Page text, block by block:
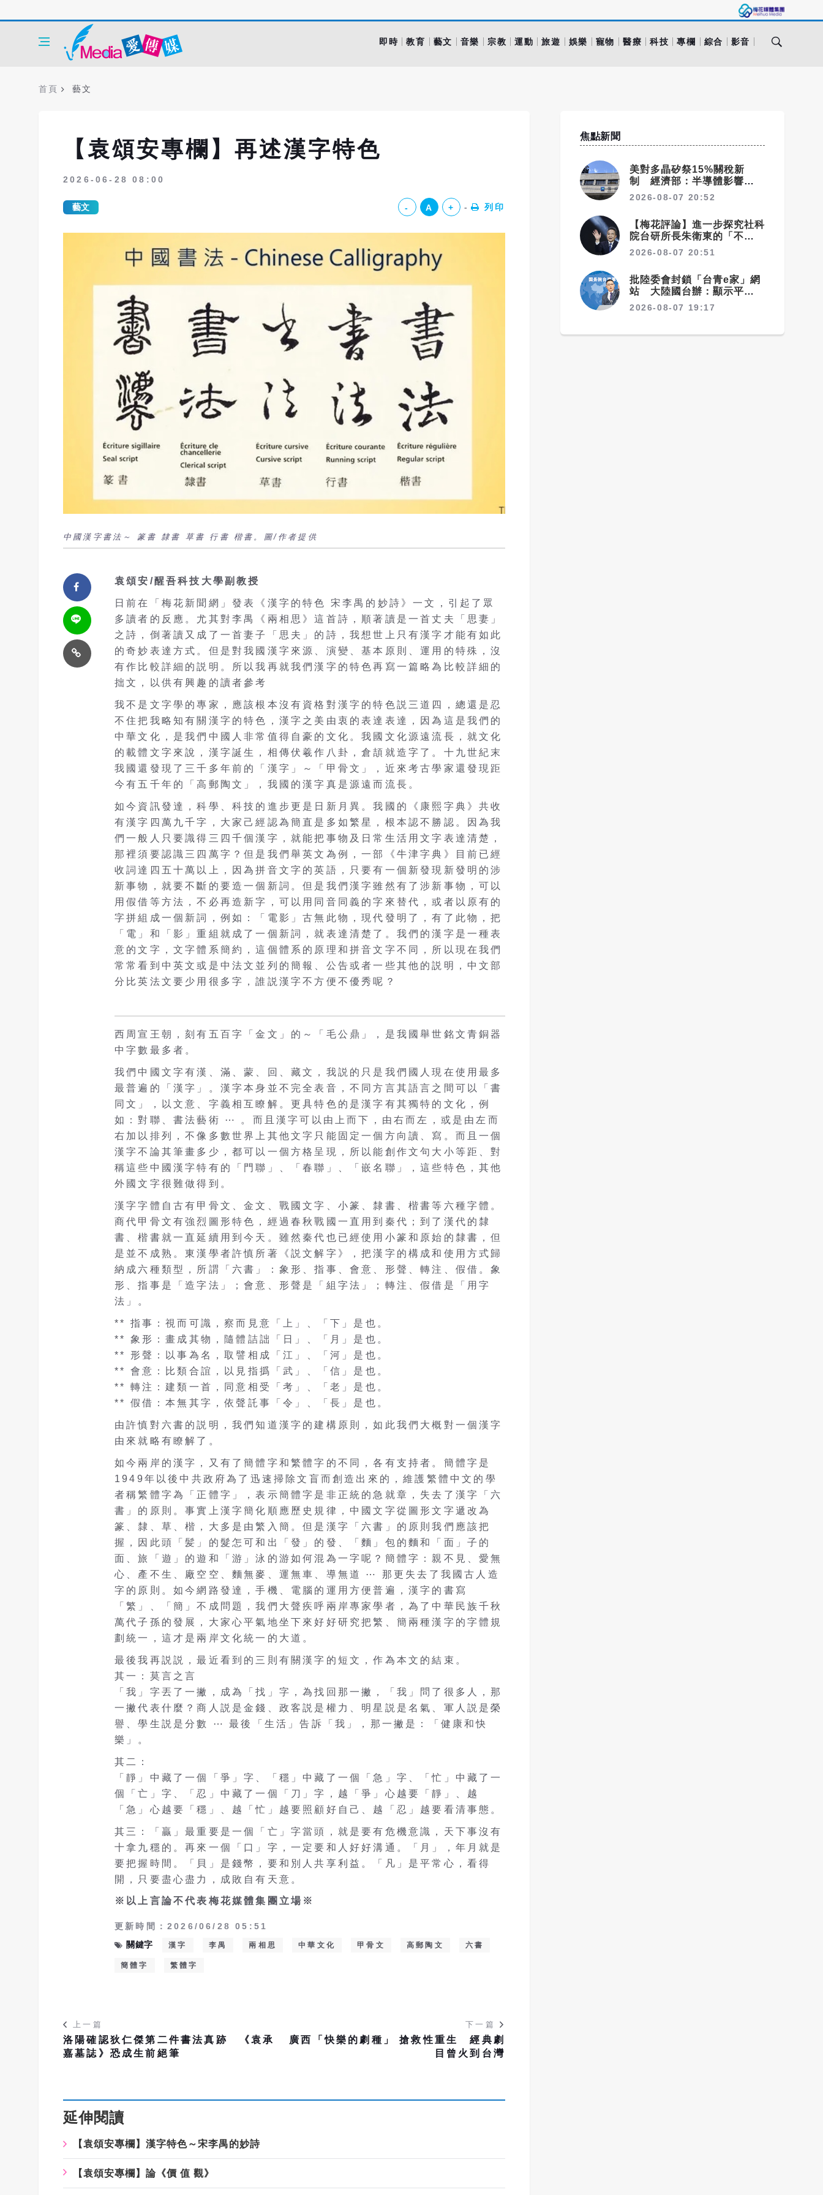
即時 教育 藝文 音樂 宗教 運動 旅遊 娛樂 寵物 醫療 科技 專欄 綜合 影音
首頁 藝文
【袁頌安專欄】再述漢字特色
2026-06-28 08:00
藝文 - A + 列印
中國漢字書法～ 篆書 隸書 草書 行書 楷書。圖/作者提供
袁頌安/醒吾科技大學副教授
日前在「梅花新聞網」發表《漢字的特色 宋李禺的妙詩》一文，引起了眾
多讀者的反應。尤其對李禺《兩相思》這首詩，順著讀是一首丈夫「思妻」
之詩，倒著讀又成了一首妻子「思夫」的詩，我想世上只有漢字才能有如此
的奇妙表達方式。但是對我國漢字來源、演變、基本原則、運用的特殊，沒
有作比較詳細的説明。所以我再就我們漢字的特色再寫一篇略為比較詳細的
拙文，以供有興趣的讀者參考
我不是文字學的專家，應該根本沒有資格對漢字的特色説三道四，總還是忍
不住把我略知有關漢字的特色，漢字之美由衷的表達表達，因為這是我們的
中華文化，是我們中國人非常值得自豪的文化。我國文化源遠流長，就文化
的載體文字來說，漢字誕生，相傳伏羲作八卦，倉頡就造字了。十九世紀末
我國還發現了三千多年前的「漢字」～「甲骨文」，近來考古學家還發現距
今有五千年的「高郵陶文」，我國的漢字真是源遠而流長。
如今資訊發達，科學、科技的進步更是日新月異。我國的《康熙字典》共收
有漢字四萬九千字，大家己經認為簡直是多如繁星，根本認不勝認。因為我
們一般人只要識得三四千個漢字，就能把事物及日常生活用文字表達清楚，
那裡須要認識三四萬字？但是我們舉英文為例，一部《牛津字典》目前已經
收詞達四五十萬以上，因為拼音文字的英語，只要有一個新發現新發明的涉
新事物，就要不斷的要造一個新詞。但是我們漢字雖然有了涉新事物，可以
用假借等方法，不必再造新字，可以用同音同義的字來替代，或者以原有的
字拼組成一個新詞，例如：「電影」古無此物，現代發明了，有了此物，把
「電」和「影」重組就成了一個新詞，就表達清楚了。我們的漢字是一種表
意的文字，文字體系簡約，這個體系的原理和拼音文字不同，所以現在我們
常常看到中英文或是中法文並列的簡報、公告或者一些其他的説明，中文部
分比英法文要少用很多字，誰説漢字不方便不優秀呢？
西周宣王朝，刻有五百字「金文」的～「毛公鼎」，是我國舉世銘文青銅器
中字數最多者。
我們中國文字有漢、滿、蒙、回、藏文，我説的只是我們國人現在使用最多
最普遍的「漢字」。漢字本身並不完全表音，不同方言其語言之間可以「書
同文」，以文意、字義相互瞭解。更具特色的是漢字有其獨特的文化，例
如：對聯、書法藝術 ⋯ 。而且漢字可以由上而下，由右而左，或是由左而
右加以排列，不像多數世界上其他文字只能固定一個方向讀、寫。而且一個
漢字不論其筆畫多少，都可以一個方格呈現，所以能創作文句大小等距、對
稱這些中國漢字特有的「門聯」、「春聯」、「嵌名聯」，這些特色，其他
外國文字很難做得到。
漢字字體自古有甲骨文、金文、戰國文字、小篆、隸書、楷書等六種字體。
商代甲骨文有強烈圖形特色，經過春秋戰國一直用到秦代；到了漢代的隸
書、楷書就一直延續用到今天。雖然秦代也已經使用小篆和原始的隸書，但
是並不成熟。東漢學者許慎所著《説文解字》，把漢字的構成和使用方式歸
納成六種類型，所謂「六書」：象形、指事、會意、形聲、轉注、假借。象
形、指事是「造字法」；會意、形聲是「組字法」；轉注、假借是「用字
法」。
** 指事：視而可識，察而見意「上」、「下」是也。
** 象形：畫成其物，隨體詰詘「日」、「月」是也。
** 形聲：以事為名，取譬相成「江」、「河」是也。
** 會意：比類合誼，以見指撝「武」、「信」是也。
** 轉注：建類一首，同意相受「考」、「老」是也。
** 假借：本無其字，依聲託事「令」、「長」是也。
由許慎對六書的説明，我們知道漢字的建構原則，如此我們大概對一個漢字
由來就略有瞭解了。
如今兩岸的漢字，又有了簡體字和繁體字的不同，各有支持者。簡體字是
1949年以後中共政府為了迅速掃除文盲而創造出來的，維護繁體中文的學
者稱繁體字為「正體字」，表示簡體字是非正統的急就章，失去了漢字「六
書」的原則。事實上漢字簡化順應歷史規律，中國文字從圖形文字遞改為
篆、隸、草、楷，大多是由繁入簡。但是漢字「六書」的原則我們應該把
握，因此頭「髪」的髮怎可和出「發」的發、「麵」包的麵和「面」子的
面、旅「遊」的遊和「游」泳的游如何混為一字呢？簡體字：親不見、愛無
心、產不生、廠空空、麵無麥、運無車、導無道 ⋯ 那更失去了我國古人造
字的原則。如今網路發達，手機、電腦的運用方便普遍，漢字的書寫
「繁」、「簡」不成問題，我們大聲疾呼兩岸專家學者，為了中華民族千秋
萬代子孫的發展，大家心平氣地坐下來好好研究把繁、簡兩種漢字的字體規
劃統一，這才是兩岸文化統一的大道。
最後我再説説，最近看到的三則有關漢字的短文，作為本文的結束。
其一：莫言之言
「我」字丟了一撇，成為「找」字，為找回那一撇，「我」問了很多人，那
一撇代表什麼？商人説是金錢、政客説是權力、明星説是名氣、軍人説是榮
譽、學生説是分數 ⋯ 最後「生活」告訴「我」，那一撇是：「健康和快
樂」。
其二：
「靜」中藏了一個「爭」字、「穩」中藏了一個「急」字、「忙」中藏了一
個「亡」字、「忍」中藏了一個「刀」字，越「爭」心越要「靜」、越
「急」心越要「穩」、越「忙」越要照顧好自己、越「忍」越要看清事態。
其三：「贏」最重要是一個「亡」字當頭，就是要有危機意識，天下事沒有
十拿九穩的。再來一個「口」字，一定要和人好好溝通。「月」，年月就是
要把握時間。「貝」是錢幣，要和別人共享利益。「凡」是平常心，看得
開，只要盡心盡力，成敗自有天意。
※以上言論不代表梅花媒體集團立場※
更新時間：2026/06/28 05:51
關鍵字
漢字 李禺 兩相思 中華文化 甲骨文 高郵陶文 六書
簡體字 繁體字
上一篇
洛陽確認狄仁傑第二件書法真跡 《袁承
嘉墓誌》恐成生前絕筆
下一篇
廣西「快樂的劇種」 搶救性重生 經典劇
目曾火到台灣
延伸閱讀
【袁頌安專欄】漢字特色～宋李禺的妙詩
【袁頌安專欄】論《價 值 觀》
焦點新聞
美對多晶矽祭15%關稅新
制 經濟部：半導體影響可
控、太陽能產業衝擊有限
2026-08-07 20:52
【梅花評論】進一步探究社科
院台研所長朱衛東的「不統而
統」
2026-08-07 20:51
批陸委會封鎖「台青e家」網
站 大陸國台辦：顯示平台符
合台青需求
2026-08-07 19:17